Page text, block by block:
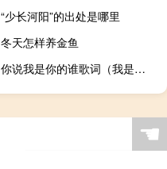
“少长河阳”的出处是哪里
冬天怎样养金鱼
你说我是你的谁歌词（我是你的谁歌词）
☚